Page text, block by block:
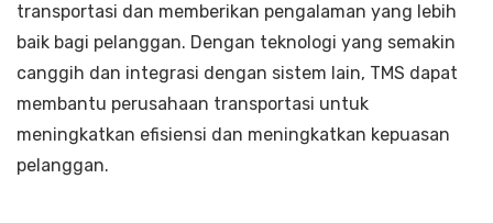
transportasi dan memberikan pengalaman yang lebih
baik bagi pelanggan. Dengan teknologi yang semakin
canggih dan integrasi dengan sistem lain, TMS dapat
membantu perusahaan transportasi untuk
meningkatkan efisiensi dan meningkatkan kepuasan
pelanggan.